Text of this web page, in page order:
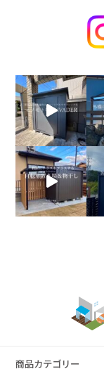
商品カテゴリー